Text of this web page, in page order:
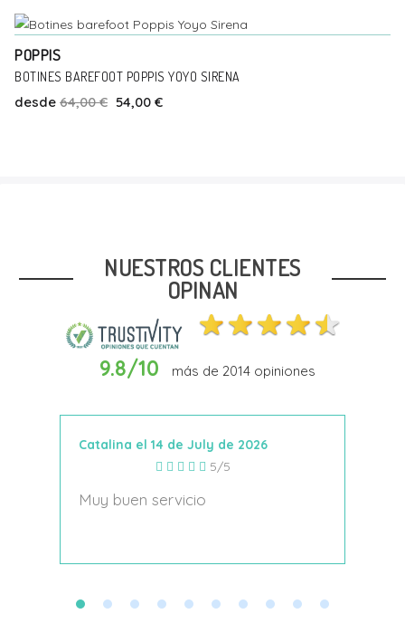
Talla
Añadir Al Carrito
POPPIS
BOTINES BAREFOOT POPPIS YOYO SIRENA
desde 64,00 € 54,00 €
NUESTROS CLIENTES
OPINAN
9.8/10 más de 2014opiniones
Catalina el 14 de July de 2026
5/5
Muy buen servicio